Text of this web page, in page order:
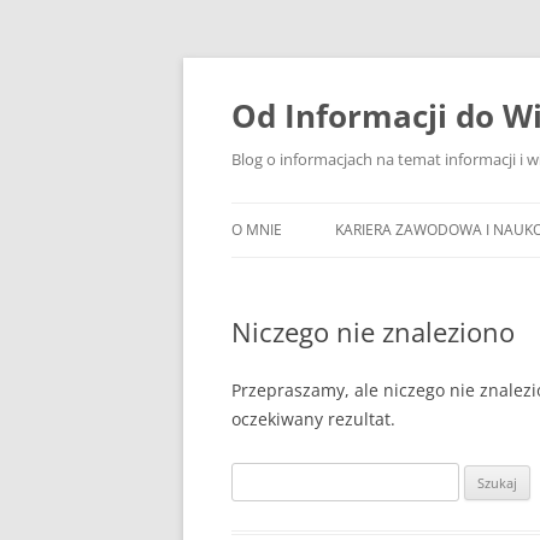
Przejdź
treści
Od Informacji do
Blog o informacjach na temat informacji i
O MNIE KARIERA ZAWODOWA I
Niczego nie znaleziono
Przepraszamy, ale niczego nie
oczekiwany rezultat.